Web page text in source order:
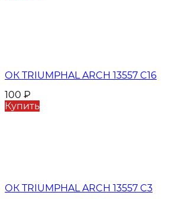
ОК TRIUMPHAL ARCH 13557 C16
100 ₽
Купить
ОК TRIUMPHAL ARCH 13557 C3